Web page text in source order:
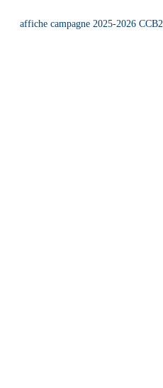
affiche campagne 2025-2026 CCB2